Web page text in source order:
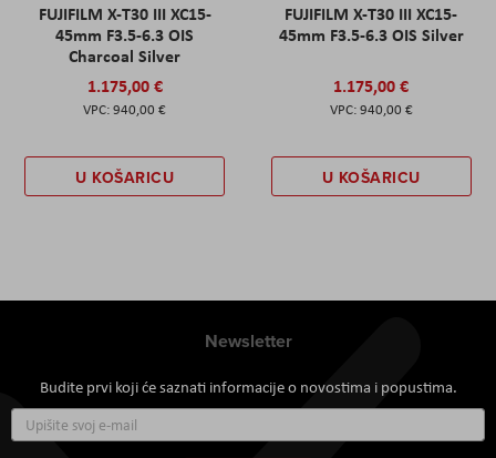
FUJIFILM X-T30 III XC15-
45mm F3.5-6.3 OIS
Charcoal Silver
1.175,00 €
940,00 €
U KOŠARICU
FUJIFILM X-T30 III XC15-
45mm F3.5-6.3 OIS Silver
1.175,00 €
940,00 €
U KOŠARICU
Newsletter
Budite prvi koji će saznati informacije o novostima i popustima.
se